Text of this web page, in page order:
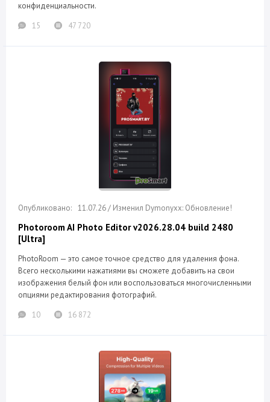
конфиденциальности.
15
47 720
11.07.26 / Изменил Dymonyxx: Обновление!
Photoroom AI Photo Editor v2026.28.04 build 2480
[Ultra]
PhotoRoom — это самое точное средство для удаления фона.
Всего несколькими нажатиями вы сможете добавить на свои
изображения белый фон или воспользоваться многочисленными
опциями редактирования фотографий.
10
16 872